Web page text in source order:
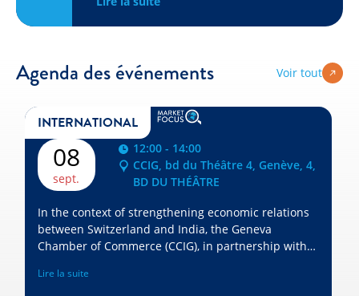
Agenda des événements Voir tout
INTERNATIONAL
08
sept.
12:00 - 14:00
CCIG, bd du Théâtre 4, Genève, 4,
BD DU THÉÂTRE
In the context of strengthening economic relations
between Switzerland and India, the Geneva
Chamber of Commerce (CCIG), in partnership with
Switzerland Global Enterprise (S-GE), is organizing a
Lire la suite